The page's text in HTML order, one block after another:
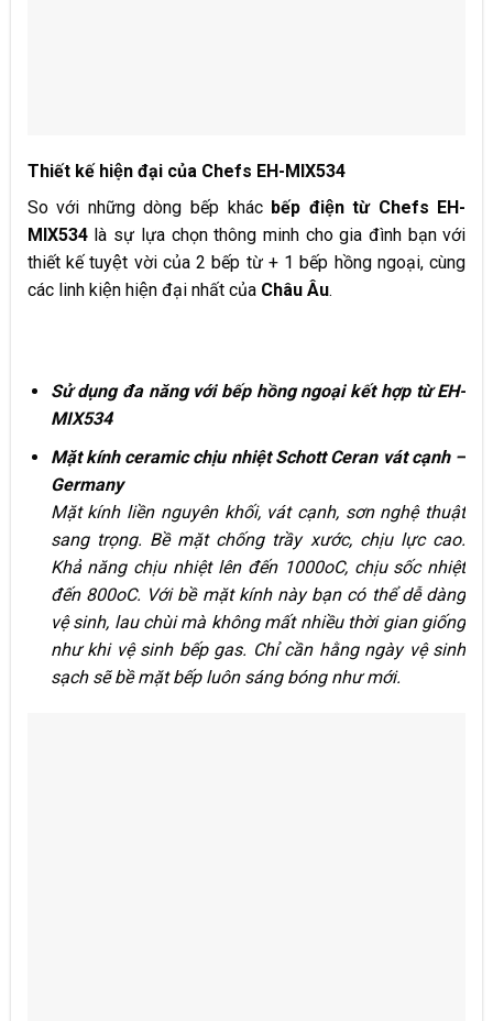
Thiết kế hiện đại của Chefs EH-MIX534
So với những dòng bếp khác bếp điện từ Chefs EH-
MIX534 là sự lựa chọn thông minh cho gia đình bạn với
thiết kế tuyệt vời của 2 bếp từ + 1 bếp hồng ngoại, cùng
các linh kiện hiện đại nhất của Châu Âu.
Sử dụng đa năng với bếp hồng ngoại kết hợp từ EH-
MIX534
Mặt kính ceramic chịu nhiệt Schott Ceran vát cạnh –
Germany
Mặt kính liền nguyên khối, vát cạnh, sơn nghệ thuật
sang trọng. Bề mặt chống trầy xước, chịu lực cao.
Khả năng chịu nhiệt lên đến 1000oC, chịu sốc nhiệt
đến 800oC. Với bề mặt kính này bạn có thể dễ dàng
vệ sinh, lau chùi mà không mất nhiều thời gian giống
như khi vệ sinh bếp gas. Chỉ cần hằng ngày vệ sinh
sạch sẽ bề mặt bếp luôn sáng bóng như mới.